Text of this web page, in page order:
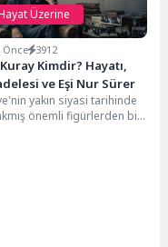
Üzerine
Önce 3912
Kimdir? Hayatı,
ve Eşi Nur Sürer
yakın siyasi tarihinde
önemli figürlerden biri